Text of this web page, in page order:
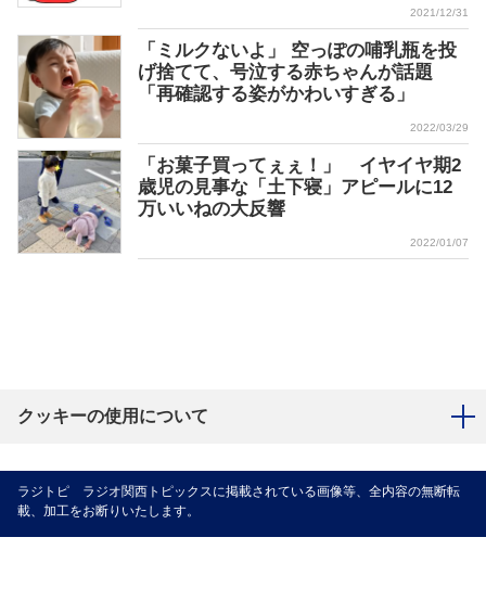
2021/12/31
「ミルクないよ」 空っぽの哺乳瓶を投
げ捨てて、号泣する赤ちゃんが話題
「再確認する姿がかわいすぎる」
2022/03/29
「お菓子買ってぇぇ！」 イヤイヤ期2
歳児の見事な「土下寝」アピールに12
万いいねの大反響
2022/01/07
クッキーの使用について
ラジトピ ラジオ関西トピックスに掲載されている画像等、全内容の無断転
載、加工をお断りいたします。